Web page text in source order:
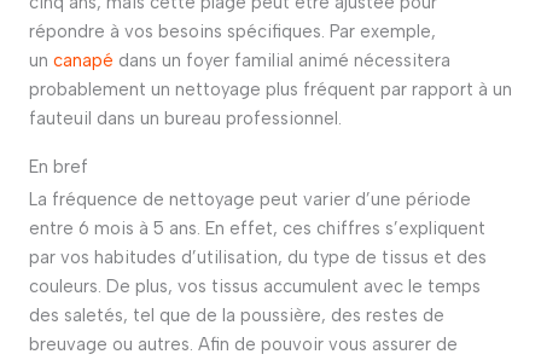
répondre à vos besoins spécifiques. Par exemple,
un canapé dans un foyer familial animé nécessitera
probablement un nettoyage plus fréquent par rapport à un
fauteuil dans un bureau professionnel.
En bref
La fréquence de nettoyage peut varier d’une période
entre 6 mois à 5 ans. En effet, ces chiffres s’expliquent
par vos habitudes d’utilisation, du type de tissus et des
couleurs. De plus, vos tissus accumulent avec le temps
des saletés, tel que de la poussière, des restes de
breuvage ou autres. Afin de pouvoir vous assurer de